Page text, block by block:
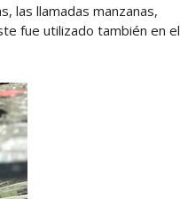
las llamadas manzanas,
fue utilizado también en el